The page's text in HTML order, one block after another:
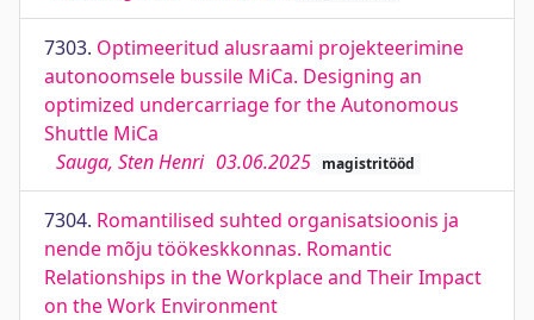
7303. Optimeeritud alusraami projekteerimine
autonoomsele bussile MiCa. Designing an
optimized undercarriage for the Autonomous
Shuttle MiCa
Sauga, Sten Henri 03.06.2025 magistritööd
7304. Romantilised suhted organisatsioonis ja
nende mõju töökeskkonnas. Romantic
Relationships in the Workplace and Their Impact
on the Work Environment